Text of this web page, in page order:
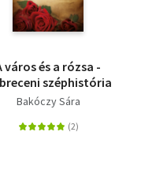
város és a rózsa -
széphistória
Bakóczy Sára